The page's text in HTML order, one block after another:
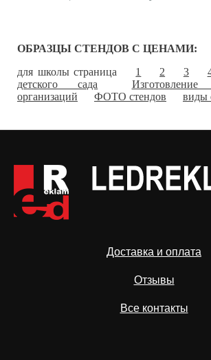
ОБРАЗЦЫ СТЕНДОВ С ЦЕНАМИ:
для школы страница 1 2 3
детского сада
организаций
ФОТО стендов виды
Доставка и оплата
Отзывы
Все контакты